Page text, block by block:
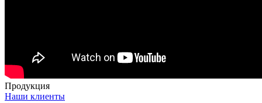
Продукция
Наши клиенты